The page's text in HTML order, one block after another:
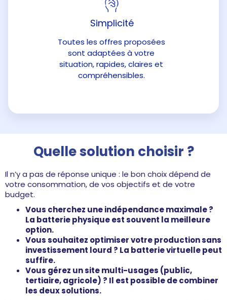
Simplicité
Toutes les offres proposées
sont adaptées à votre
situation, rapides, claires et
compréhensibles.
Quelle solution choisir ?
Il n’y a pas de réponse unique : le bon choix dépend de
votre consommation, de vos objectifs et de votre
budget.
Vous cherchez une indépendance maximale ?
La batterie physique est souvent la meilleure
option.
Vous souhaitez optimiser votre production sans
investissement lourd ? La batterie virtuelle peut
suffire.
Vous gérez un site multi-usages (public,
tertiaire, agricole) ? Il est possible de combiner
les deux solutions.